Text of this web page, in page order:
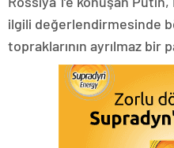
ilgili değerlendirmesinde
topraklarının ayrılmaz bir